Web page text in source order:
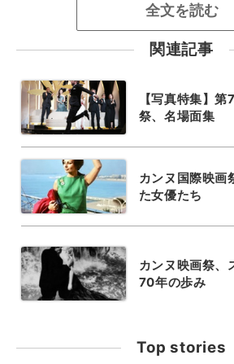
全文を読む
関連記事
【写真特集】
祭、名場面集
カンヌ国際映画
た女優たち
カンヌ映画祭、
70年の歩み
Top stories